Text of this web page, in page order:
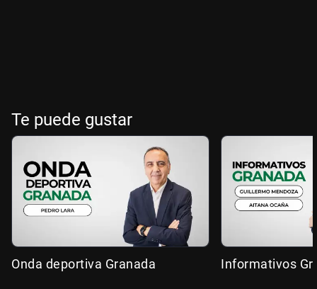
Te puede gustar
Onda deportiva Granada Informativos